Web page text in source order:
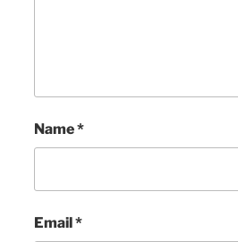
Name*
Email*